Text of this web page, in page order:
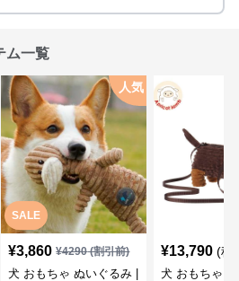
ム一覧
SALE
人気
¥3,860 ¥4290(割引前)
犬 おもちゃ ぬいぐるみ |
¥13,790 (税
犬 おもちゃ